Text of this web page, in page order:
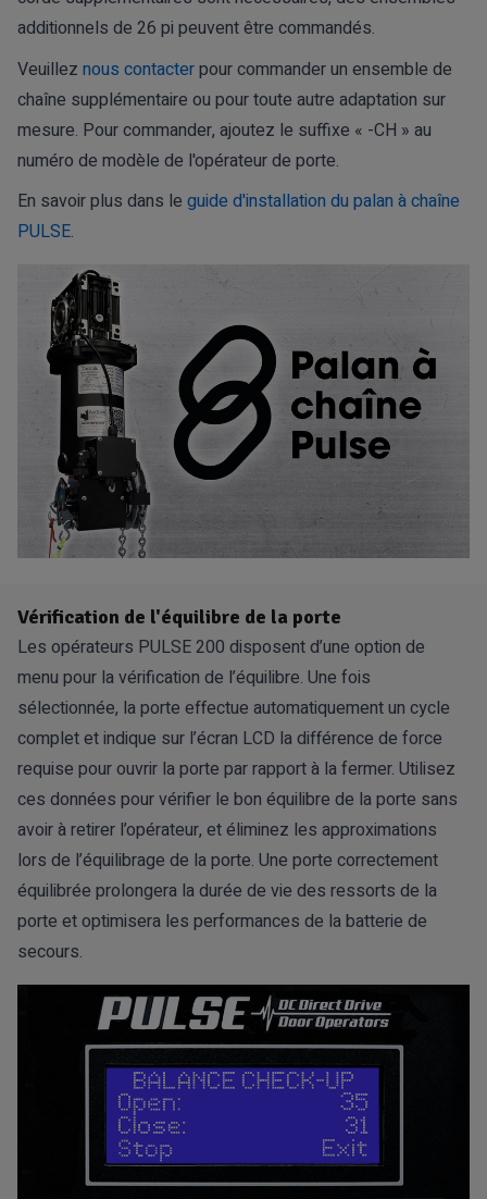
additionnels de 26 pi peuvent être commandés.
Veuillez nous contacterpour commander un ensemble de
chaîne supplémentaire ou pour toute autre adaptation sur
mesure. Pour commander, ajoutez le suffixe « -CH » au
numéro de modèle de l'opérateur de porte.
En savoir plus dans le guide d'installation du palan à chaîne
PULSE.
Vérification de l'équilibre de la porte
Les opérateurs PULSE 200 disposent d’une option de
menu pour la vérification de l’équilibre. Une fois
sélectionnée, la porte effectue automatiquement un cycle
complet et indique sur l’écran LCD la différence de force
requise pour ouvrir la porte par rapport à la fermer. Utilisez
ces données pour vérifier le bon équilibre de la porte sans
avoir à retirer l’opérateur, et éliminez les approximations
lors de l’équilibrage de la porte. Une porte correctement
équilibrée prolongera la durée de vie des ressorts de la
porte et optimisera les performances de la batterie de
secours.